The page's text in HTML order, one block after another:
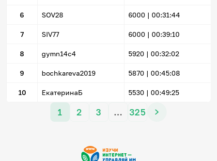
6 SOV28 6000 | 00:31:44
7 SIV77 6000 | 00:39:10
8 gymn14c4 5920 | 00:32:02
9 bochkareva2019 5870 | 00:45:08
10 ЕкатеринаБ 5530 | 00:49:25
1 2 3 … 325